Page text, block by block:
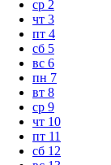
ср 2
чт 3
пт 4
сб 5
вс 6
пн 7
вт 8
ср 9
чт 10
пт 11
сб 12